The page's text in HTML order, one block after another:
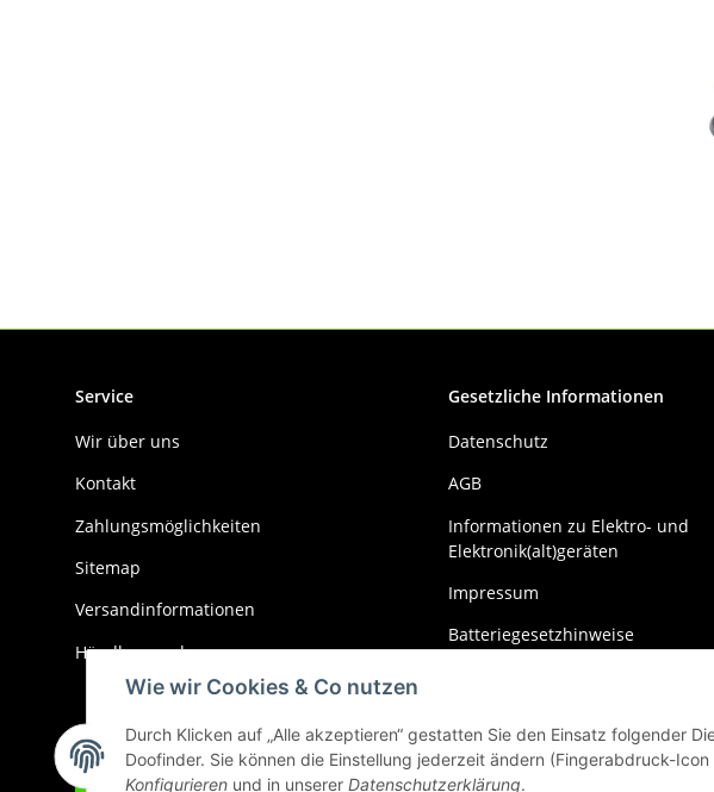
Wie wir Cookies & Co nutzen
Durch Klicken auf „Alle akzeptieren“ gestatten Sie den Einsatz folgender
Doofinder. Sie können die Einstellung jederzeit ändern (Fingerabdruck-
Konfigurieren und in unserer Datenschutzerklärung.
Service
Wir über uns
Kontakt
Zahlungsmöglichkeiten
Sitemap
Versandinformationen
Händler werden
Gesetzliche Informationen
Datenschutz
AGB
Informationen zu Elektro- und
Elektronik(alt)geräten
Impressum
Batteriegesetzhinweise
Vertrag widerrufen